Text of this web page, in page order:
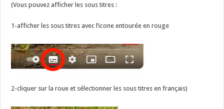
(Vous pouvez afficher les sous titres :
1-afficher les sous titres avec l’icone entourée en rouge
2-cliquer sur la roue et sélectionner les sous titres en français)